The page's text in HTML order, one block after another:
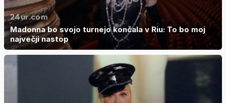
24ur.com
Madonna bo svojo turnejo končala v Riu: To bo moj
največji nastop